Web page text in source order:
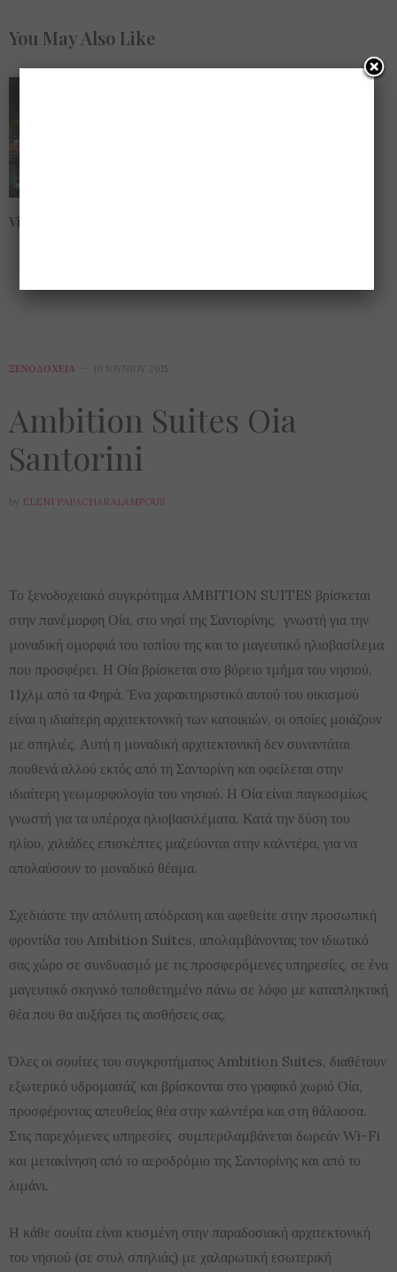
You May Also Like
Vinilio, disco στην Βάρκιζα
ΞΕΝΟΔΟΧΕΊΑ 10 ΙΟΥΝΊΟΥ 2015
Ambition Suites Oia
Santorini
by ELENI PAPACHARALAMPOUS
Το ξενοδοχειακό συγκρότημα AMBITION SUITES βρίσκεται
στην πανέμορφη Οία, στο νησί της Σαντορίνης, γνωστή για την
μοναδική ομορφιά του τοπίου της και το μαγευτικό ηλιοβασίλεμα
που προσφέρει. Η Οία βρίσκεται στο βόρειο τμήμα του νησιού,
11χλμ από τα Φηρά. Ένα χαρακτηριστικό αυτού του οικισμού
είναι η ιδιαίτερη αρχιτεκτονική των κατοικιών, οι οποίες μοιάζουν
με σπηλιές. Αυτή η μοναδική αρχιτεκτονική δεν συναντάται
πουθενά αλλού εκτός από τη Σαντορίνη και οφείλεται στην
ιδιαίτερη γεωμορφολογία του νησιού. Η Οία είναι παγκοσμίως
γνωστή για τα υπέροχα ηλιοβασιλέματα. Κατά την δύση του
ηλίου, χιλιάδες επισκέπτες μαζεύονται στην καλντέρα, για να
απολαύσουν το μοναδικό θέαμα.
Σχεδιάστε την απόλυτη απόδραση και αφεθείτε στην προσωπική
φροντίδα του Ambition Suites, απολαμβάνοντας τον ιδιωτικό
σας χώρο σε συνδυασμό με τις προσφερόμενες υπηρεσίες, σε ένα
μαγευτικό σκηνικό τοποθετημένο πάνω σε λόφο με καταπληκτική
θέα που θα αυξήσει τις αισθήσεις σας.
Όλες οι σουίτες του συγκροτήματος Ambition Suites, διαθέτουν
εξωτερικό υδρομασάζ και βρίσκονται στο γραφικό χωριό Οία,
προσφέροντας απευθείας θέα στην καλντέρα και στη θάλασσα.
Στις παρεχόμενες υπηρεσίες συμπεριλαμβάνεται δωρεάν Wi-Fi
και μετακίνηση από το αεροδρόμιο της Σαντορίνης και από το
λιμάνι.
Η κάθε σουίτα είναι κτισμένη στην παραδοσιακή αρχιτεκτονική
του νησιού (σε στυλ σπηλιάς) με χαλαρωτική εσωτερική